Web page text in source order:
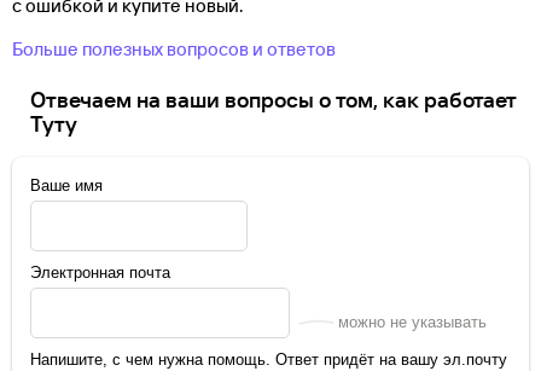
с ошибкой и купите новый.
Больше полезных вопросов и ответов
Отвечаем на ваши вопросы о том, как работает
Туту
Ваше имя
Электронная почта
можно не указывать
Напишите, с чем нужна помощь. Ответ придёт на вашу эл.почту